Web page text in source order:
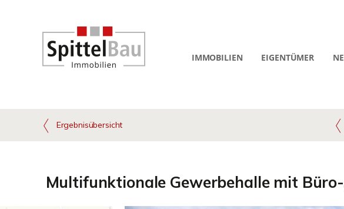
IMMOBILIEN EIGENTÜMER
Ergebnisübersicht
Multifunktionale Gewerbehalle mit